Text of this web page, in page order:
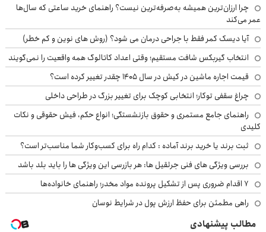
چرا ارزان‌ترین همیشه به‌صرفه‌ترین نیست؟ راهنمای خرید ساعتی که سال‌ها
عمر می‌کند
آیا دیسک کمر فقط با جراحی درمان می شود؟ (روش های نوین و کم خطر)
انتخاب گیربکس شافت مستقیم؛ وقتی اعداد کاتالوگ همه واقعیت را نمی‌گویند
قیمت اجاره ماشین در کیش در سال ۱۴۰۵ چقدر تغییر کرده است؟
چراغ سقفی توکار؛ انتخابی کوچک برای تغییر بزرگ در طراحی داخلی
راهنمای جامع مستمری و حقوق بازنشستگی؛ انواع حکم، فیش حقوقی و نکات
کلیدی
ثبت برند یا خرید برند آماده : کدام راه برای کسب‌وکار شما مناسب‌تر است؟
بررسی ویژگی های فنی جرثقیل ها: هر بازرسی این ویژگی ها را باید بلد باشد
۷ اقدام ضروری پس از تشکیل پرونده مواد مخدر؛ راهنمای خانواده‌ها
راهی مطمئن برای حفظ ارزش پول در شرایط نوسان
مطالب پیشنهادی